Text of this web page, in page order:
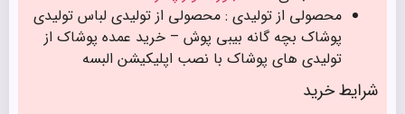
محصولی از تولیدی : محصولی از تولیدی لباس تولیدی
پوشاک بچه گانه بیبی پوش – خرید عمده پوشاک از
تولیدی های پوشاک با نصب اپلیکیشن البسه
شرایط خرید